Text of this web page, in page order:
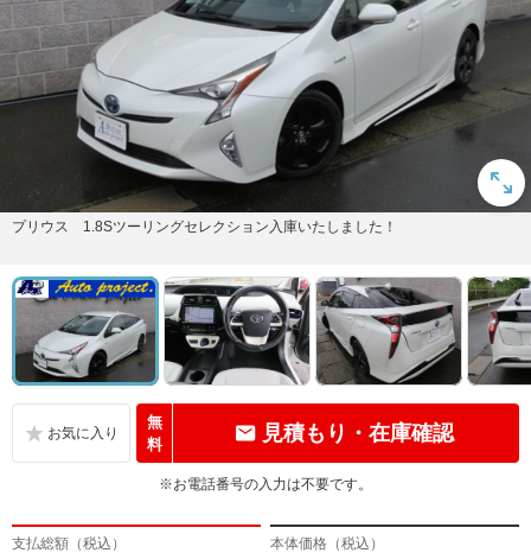
プリウス 1.8Sツーリングセレクション入庫いたしました！
無
料
見積もり・在庫確認
※お電話番号の入力は不要です。
支払総額（税込） 本体価格（税込）